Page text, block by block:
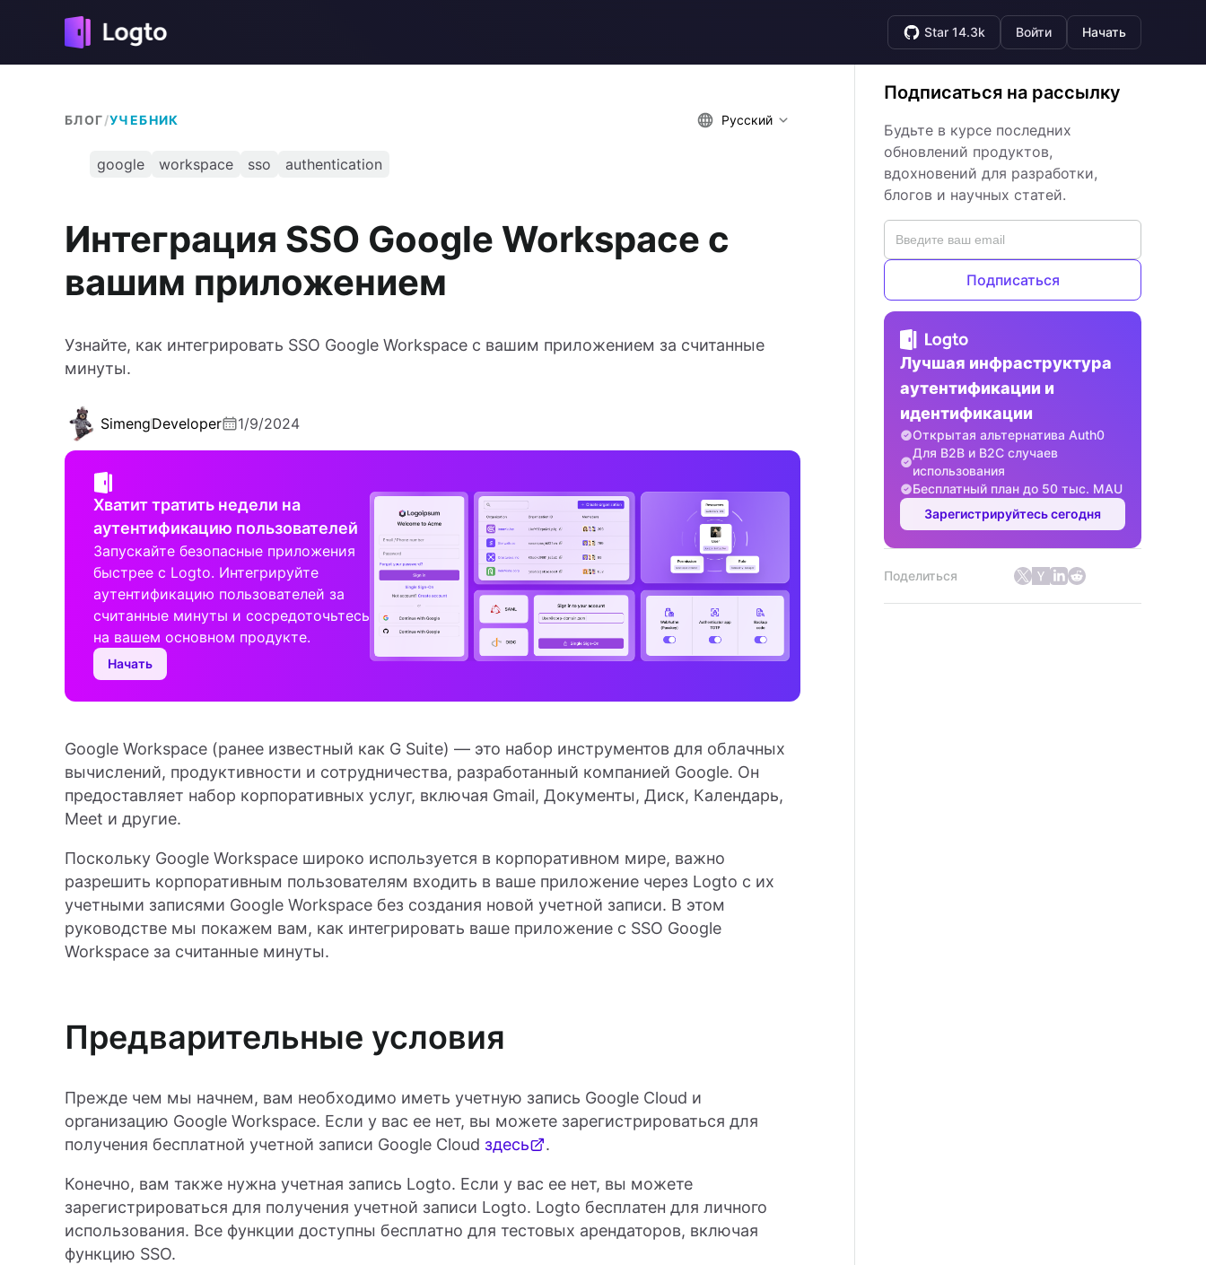
Star 14.3k Войти Начать
БЛОГ/УЧЕБНИК Русский
google workspace sso authentication
Интеграция SSO Google Workspace с
вашим приложением
Узнайте, как интегрировать SSO Google Workspace с вашим приложением за считанные
минуты.
SimengDeveloper 1/9/2024
Хватит тратить недели на
аутентификацию пользователей
Запускайте безопасные приложения
быстрее с Logto. Интегрируйте
аутентификацию пользователей за
считанные минуты и сосредоточьтесь
на вашем основном продукте.
Начать
Google Workspace (ранее известный как G Suite) — это набор инструментов для облачных
вычислений, продуктивности и сотрудничества, разработанный компанией Google. Он
предоставляет набор корпоративных услуг, включая Gmail, Документы, Диск, Календарь,
Meet и другие.
Поскольку Google Workspace широко используется в корпоративном мире, важно
разрешить корпоративным пользователям входить в ваше приложение через Logto с их
учетными записями Google Workspace без создания новой учетной записи. В этом
руководстве мы покажем вам, как интегрировать ваше приложение с SSO Google
Workspace за считанные минуты.
Предварительные условия
Прежде чем мы начнем, вам необходимо иметь учетную запись Google Cloud и
организацию Google Workspace. Если у вас ее нет, вы можете зарегистрироваться для
получения бесплатной учетной записи Google Cloud здесь .
Конечно, вам также нужна учетная запись Logto. Если у вас ее нет, вы можете
зарегистрироваться для получения учетной записи Logto. Logto бесплатен для личного
использования. Все функции доступны бесплатно для тестовых арендаторов, включая
функцию SSO.
Подписаться на рассылку
Будьте в курсе последних
обновлений продуктов,
вдохновений для разработки,
блогов и научных статей.
Подписаться
Лучшая инфраструктура
аутентификации и
идентификации
Открытая альтернатива Auth0
Для B2B и B2C случаев
использования
Бесплатный план до 50 тыс. MAU
Зарегистрируйтесь сегодня
Поделиться